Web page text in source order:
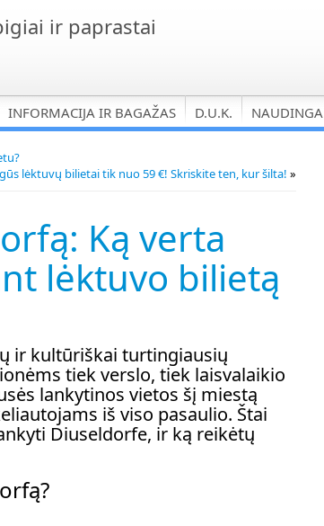
ir paprastai
INFORMACIJA IR BAGAŽAS D.U.K. NAUDINGA
lėktuvų bilietai tik nuo 59 €! Skriskite ten, kur šilta! »
Ką verta
lėktuvo bilietą
ir kultūriškai turtingiausių
tiek verslo, tiek laisvalaikio
lankytinos vietos šį miestą
iš viso pasaulio. Štai
Diuseldorfe, ir ką reikėtų